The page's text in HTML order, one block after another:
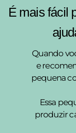
É mais fácil
Quando
e
pequena
Essa
produzir